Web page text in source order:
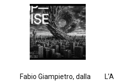
Fabio Giampietro, dalla